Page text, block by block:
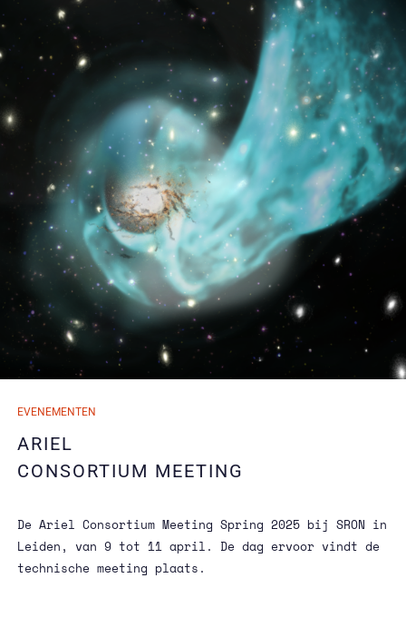
EVENEMENTEN
ARIEL
CONSORTIUM MEETING
De Ariel Consortium Meeting Spring 2025 bij SRON in
Leiden, van 9 tot 11 april. De dag ervoor vindt de
technische meeting plaats.